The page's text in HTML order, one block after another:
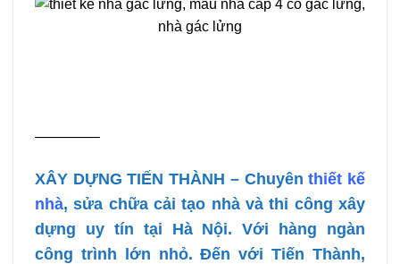
————–
XÂY DỰNG TIẾN THÀNH – Chuyênthiết kế
nhà, sửa chữa cải tạo nhà và thi công xây
dựng uy tín tại Hà Nội. Với hàng ngàn
công trình lớn nhỏ. Đến với Tiến Thành,